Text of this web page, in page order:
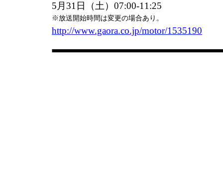
5月31日（土）07:00-11:25
※放送開始時間は変更の場合あり。
http://www.gaora.co.jp/motor/1535190